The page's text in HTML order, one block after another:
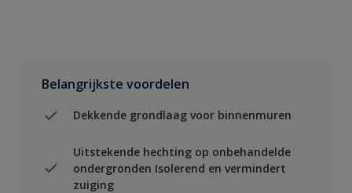
Belangrijkste voordelen
Dekkende grondlaag voor binnenmuren
Uitstekende hechting op onbehandelde
ondergronden Isolerend en vermindert
zuiging